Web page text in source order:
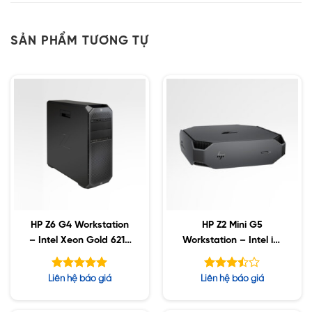
SẢN PHẨM TƯƠNG TỰ
HP Z6 G4 Workstation
– Intel Xeon Gold 6218
/ 128GB ECC / 2TB SSD
/ 8TB SATA / Nvidia
RTX 5000 16GB
Được xếp
Liên hệ báo giá
HP Z2 Mini G5
Workstation – Intel i7-
10700 / 64GB / 256GB
SSD / 500GB HDD /
Nvidia T1000 4GB
Được
Liên hệ báo giá